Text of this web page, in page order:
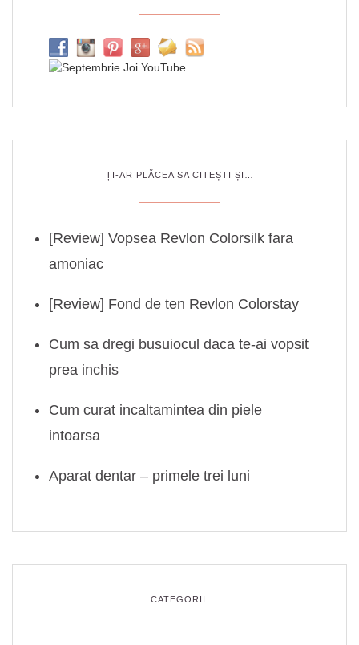
ȚI-AR PLĂCEA SA CITEȘTI ȘI…
[Review] Vopsea Revlon Colorsilk fara
amoniac
[Review] Fond de ten Revlon Colorstay
Cum sa dregi busuiocul daca te-ai vopsit
prea inchis
Cum curat incaltamintea din piele
intoarsa
Aparat dentar – primele trei luni
CATEGORII: